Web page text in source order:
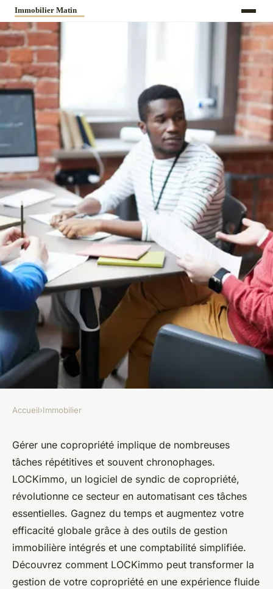
Gagnez du temps avec le
logiciel de syndic de
copropriété
sylviane•25 juillet 2024 •4 min de lecture
Accueil›Immobilier
Gérer une copropriété implique de nombreuses
tâches répétitives et souvent chronophages.
LOCKimmo, un logiciel de syndic de copropriété,
révolutionne ce secteur en automatisant ces tâches
essentielles. Gagnez du temps et augmentez votre
efficacité globale grâce à des outils de gestion
immobilière intégrés et une comptabilité simplifiée.
Découvrez comment LOCKimmo peut transformer la
gestion de votre copropriété en une expérience fluide